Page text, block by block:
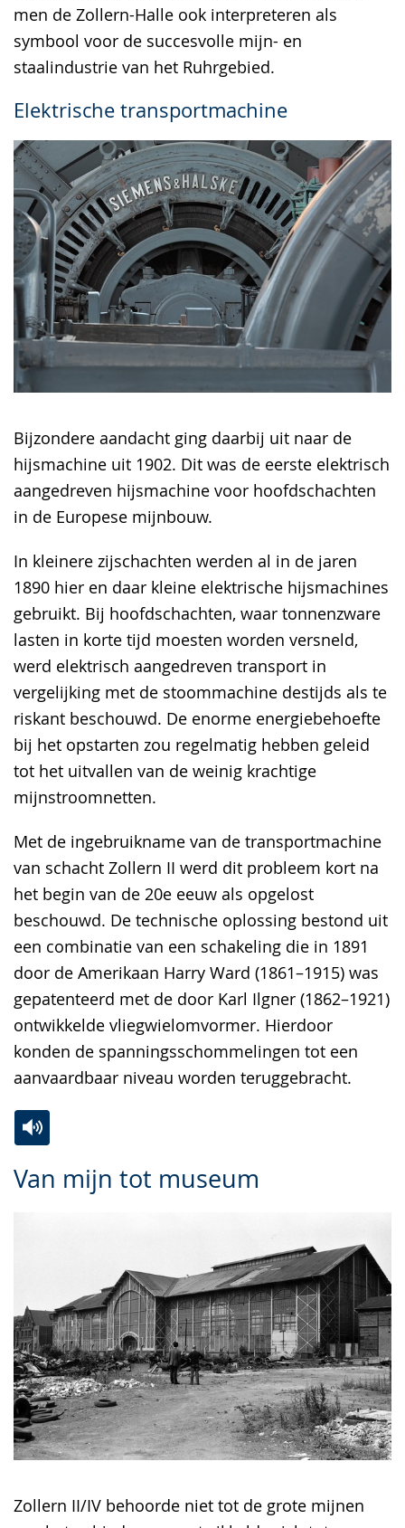
men de Zollern-Halle ook interpreteren als
symbool voor de succesvolle mijn- en
staalindustrie van het Ruhrgebied.
Elektrische transportmachine
Bijzondere aandacht ging daarbij uit naar de
hijsmachine uit 1902. Dit was de eerste elektrisch
aangedreven hijsmachine voor hoofdschachten
in de Europese mijnbouw.
In kleinere zijschachten werden al in de jaren
1890 hier en daar kleine elektrische hijsmachines
gebruikt. Bij hoofdschachten, waar tonnenzware
lasten in korte tijd moesten worden versneld,
werd elektrisch aangedreven transport in
vergelijking met de stoommachine destijds als te
riskant beschouwd. De enorme energiebehoefte
bij het opstarten zou regelmatig hebben geleid
tot het uitvallen van de weinig krachtige
mijnstroomnetten.
Met de ingebruikname van de transportmachine
van schacht Zollern II werd dit probleem kort na
het begin van de 20e eeuw als opgelost
beschouwd. De technische oplossing bestond uit
een combinatie van een schakeling die in 1891
door de Amerikaan Harry Ward (1861–1915) was
gepatenteerd met de door Karl Ilgner (1862–1921)
ontwikkelde vliegwielomvormer. Hierdoor
konden de spanningsschommelingen tot een
aanvaardbaar niveau worden teruggebracht.
Van mijn tot museum
Zollern II/IV behoorde niet tot de grote mijnen
Leichten
Audio-
Video
angezeigt.